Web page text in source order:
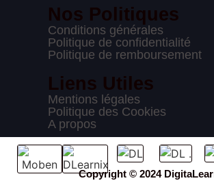
Nos Politiques
Conditions générales
Politique de confidentialité
Politique de remboursement
Liens Utiles
Mentions légales
Politique des Cookies
A propos
Copyright © 2024